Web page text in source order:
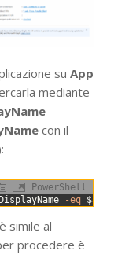
su App
mediante
con il
PowerShell
DisplayName -eq
simile al
procedere è